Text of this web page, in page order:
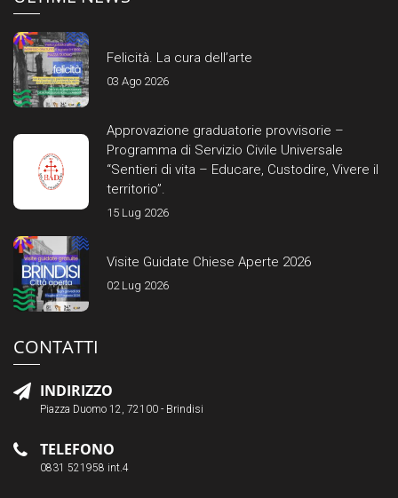
Felicità. La cura dell’arte
03 Ago 2026
Approvazione graduatorie provvisorie –
Programma di Servizio Civile Universale
“Sentieri di vita – Educare, Custodire, Vivere il
territorio”.
15 Lug 2026
Visite Guidate Chiese Aperte 2026
02 Lug 2026
CONTATTI
INDIRIZZO
Piazza Duomo 12, 72100 - Brindisi
TELEFONO
0831 521958 int.4